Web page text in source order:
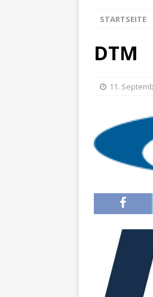
STARTSEITE
DTM
11.